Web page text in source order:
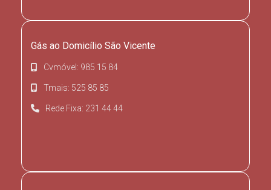
Gás ao Domicílio São Vicente
Cvmóvel: 985 15 84
Tmais: 525 85 85
Rede Fixa: 231 44 44